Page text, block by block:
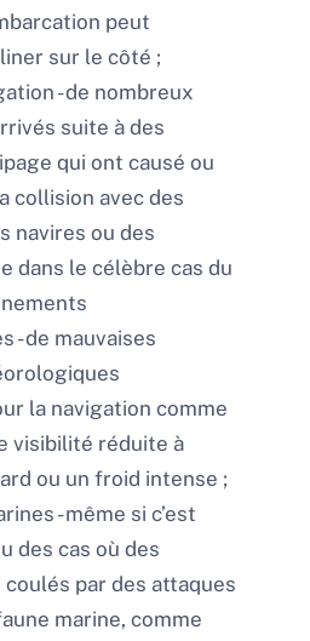
peut
sur le côté ;
- de nombreux
suite à des
qui ont causé ou
collision avec des
navires ou des
dans le célèbre cas du
- de mauvaises
la navigation comme
visibilité réduite à
ou un froid intense ;
- même si c’est
des cas où des
par des attaques
marine, comme